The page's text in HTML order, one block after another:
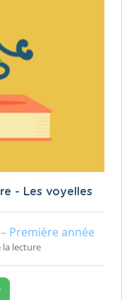
- Les voyelles
Première année
la lecture